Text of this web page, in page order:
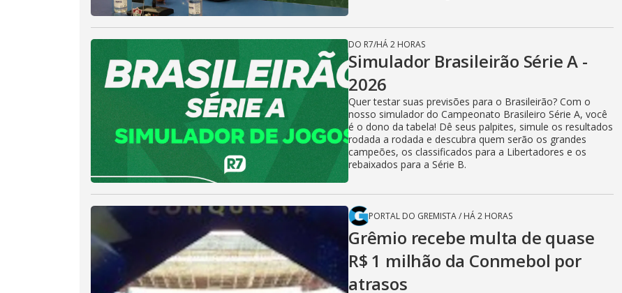
DO R7/HÁ 2 HORAS
Simulador Brasileirão Série A -
2026
Quer testar suas previsões para o Brasileirão? Com o
nosso simulador do Campeonato Brasileiro Série A, você
é o dono da tabela! Dê seus palpites, simule os resultados
rodada a rodada e descubra quem serão os grandes
campeões, os classificados para a Libertadores e os
rebaixados para a Série B.
PORTAL DO GREMISTA/ HÁ 2 HORAS
Grêmio recebe multa de quase
R$ 1 milhão da Conmebol por
atrasos